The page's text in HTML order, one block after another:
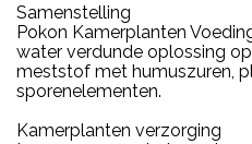
Samenstelling
Pokon Kamerplanten
water verdunde oplossing
meststof met humuszuren,
sporenelementen.
Kamerplanten verzorging